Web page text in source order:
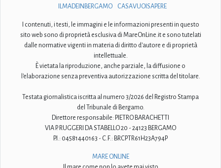
ILMADEINBERGAMO
CASAVUOISAPERE
I contenuti, i testi, le immagini e le informazioni presenti in questo
sito web sono di proprietà esclusiva di MareOnLine.it e sono tutelati
dalle normative vigenti in materia di diritto d'autore e di proprietà
intellettuale.
È vietata la riproduzione, anche parziale, la diffusione o
l'elaborazione senza preventiva autorizzazione scritta del titolare.
Testata giornalistica iscritta al numero 3/2026 del Registro Stampa
del Tribunale di Bergamo.
Direttore responsabile: PIETRO BARACHETTI
VIA P. RUGGERI DA STABELLO 20 - 24123 BERGAMO
P.I.: 04581440163 - C.F.: BRCPTR61H23A794P
MARE ONLINE